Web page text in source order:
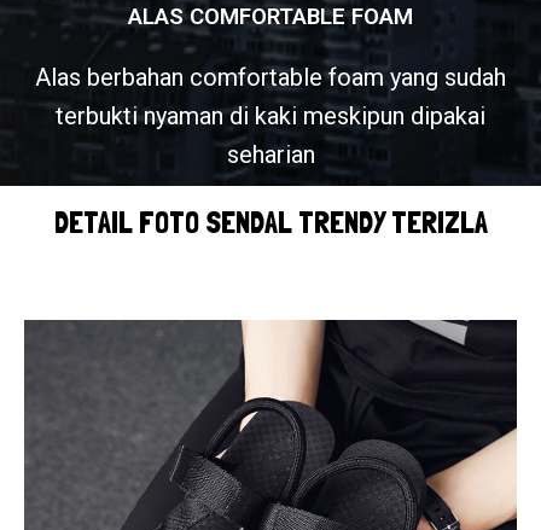
ALAS COMFORTABLE FOAM
Alas berbahan comfortable foam yang sudah
terbukti nyaman di kaki meskipun dipakai
seharian
DETAIL FOTO SENDAL TRENDY TERIZLA